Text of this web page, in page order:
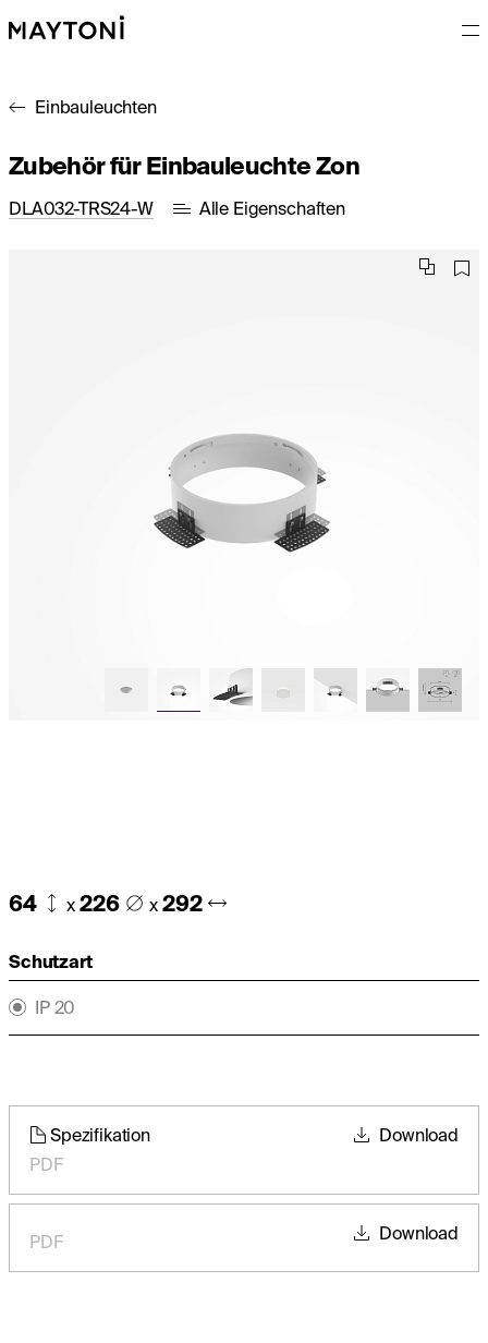
Einbauleuchten
Zubehör für Einbauleuchte Zon
DLA032-TRS24-W Alle Eigenschaften
64 x226 x 292
Schutzart
IP 20
Spezifikation
PDF
Download
PDF Download